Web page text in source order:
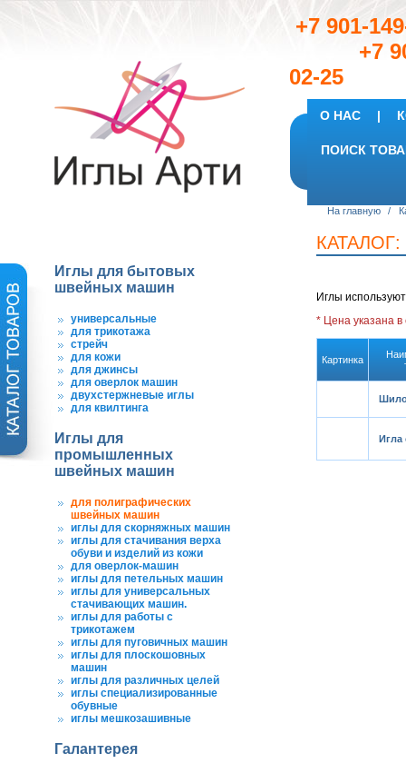
+7 901-
+7
02-25
О НАС |
ПОИСК
Иглы для бытовых
швейных машин
универсальные
для трикотажа
стрейч
для кожи
для джинсы
для оверлок машин
двухстержневые иглы
для квилтинга
Иглы для
промышленных
швейных машин
для полиграфических
швейных машин
иглы для скорняжных машин
иглы для стачивания верха
обуви и изделий из кожи
для оверлок-машин
иглы для петельных машин
иглы для универсальных
стачивающих машин.
иглы для работы с
трикотажем
иглы для пуговичных машин
иглы для плоскошовных
машин
иглы для различных целей
иглы специализированные
обувные
иглы мешкозашивные
Галантерея
На главную /
КАТАЛОГ:
Иглы
* Цена указана в
Картинка
Игла